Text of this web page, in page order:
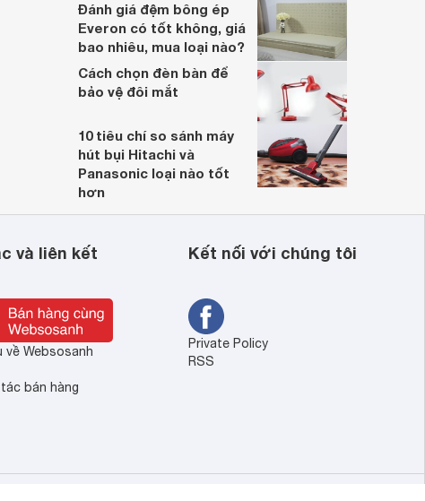
Đánh giá đệm bông ép
Everon có tốt không, giá
bao nhiêu, mua loại nào?
Cách chọn đèn bàn để
bảo vệ đôi mắt
10 tiêu chí so sánh máy
hút bụi Hitachi và
Panasonic loại nào tốt
hơn
và liên kết
về Websosanh
bán hàng
Kết nối với chúng tôi
Private Policy
RSS